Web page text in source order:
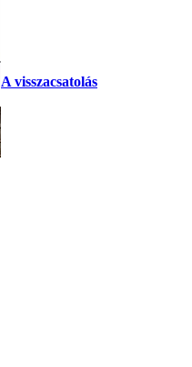
A visszacsatolás